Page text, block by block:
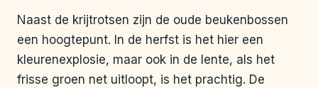
Naast de krijtrotsen zijn de oude beukenbossen
een hoogtepunt. In de herfst is het hier een
kleurenexplosie, maar ook in de lente, als het
frisse groen net uitloopt, is het prachtig. De